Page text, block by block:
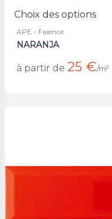
Choix des options
APE - Faience
NARANJA
à partir de 25 €/m²